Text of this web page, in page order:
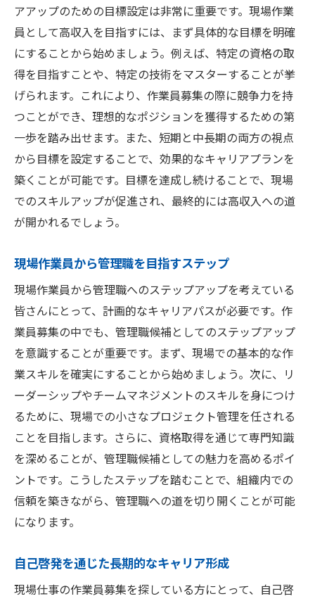
アアップのための目標設定は非常に重要です。現場作業
員として高収入を目指すには、まず具体的な目標を明確
にすることから始めましょう。例えば、特定の資格の取
得を目指すことや、特定の技術をマスターすることが挙
げられます。これにより、作業員募集の際に競争力を持
つことができ、理想的なポジションを獲得するための第
一歩を踏み出せます。また、短期と中長期の両方の視点
から目標を設定することで、効果的なキャリアプランを
築くことが可能です。目標を達成し続けることで、現場
でのスキルアップが促進され、最終的には高収入への道
が開かれるでしょう。
現場作業員から管理職を目指すステップ
現場作業員から管理職へのステップアップを考えている
皆さんにとって、計画的なキャリアパスが必要です。作
業員募集の中でも、管理職候補としてのステップアップ
を意識することが重要です。まず、現場での基本的な作
業スキルを確実にすることから始めましょう。次に、リ
ーダーシップやチームマネジメントのスキルを身につけ
るために、現場での小さなプロジェクト管理を任される
ことを目指します。さらに、資格取得を通じて専門知識
を深めることが、管理職候補としての魅力を高めるポイ
ントです。こうしたステップを踏むことで、組織内での
信頼を築きながら、管理職への道を切り開くことが可能
になります。
自己啓発を通じた長期的なキャリア形成
現場仕事の作業員募集を探している方にとって、自己啓